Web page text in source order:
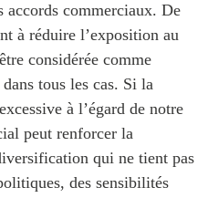
commerciaux. De
à réduire l’exposition au
considérée comme
tous les cas. Si la
à l’égard de notre
peut renforcer la
qui ne tient pas
des sensibilités